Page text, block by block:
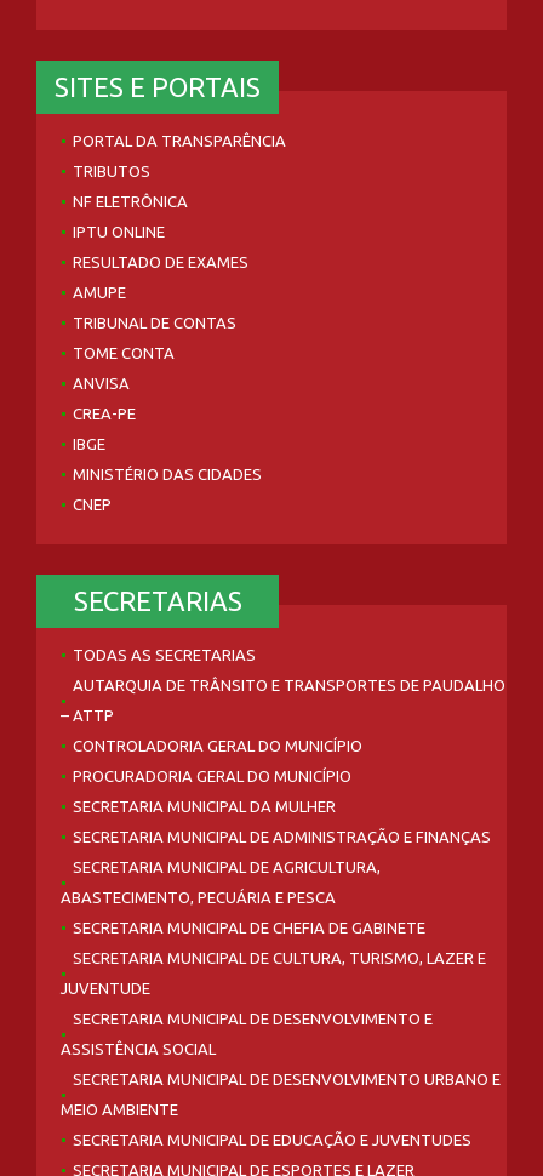
SITES E PORTAIS
PORTAL DA TRANSPARÊNCIA
TRIBUTOS
NF ELETRÔNICA
IPTU ONLINE
RESULTADO DE EXAMES
AMUPE
TRIBUNAL DE CONTAS
TOME CONTA
ANVISA
CREA-PE
IBGE
MINISTÉRIO DAS CIDADES
CNEP
SECRETARIAS
TODAS AS SECRETARIAS
AUTARQUIA DE TRÂNSITO E TRANSPORTES DE PAUDALHO
– ATTP
CONTROLADORIA GERAL DO MUNICÍPIO
PROCURADORIA GERAL DO MUNICÍPIO
SECRETARIA MUNICIPAL DA MULHER
SECRETARIA MUNICIPAL DE ADMINISTRAÇÃO E FINANÇAS
SECRETARIA MUNICIPAL DE AGRICULTURA,
ABASTECIMENTO, PECUÁRIA E PESCA
SECRETARIA MUNICIPAL DE CHEFIA DE GABINETE
SECRETARIA MUNICIPAL DE CULTURA, TURISMO, LAZER E
JUVENTUDE
SECRETARIA MUNICIPAL DE DESENVOLVIMENTO E
ASSISTÊNCIA SOCIAL
SECRETARIA MUNICIPAL DE DESENVOLVIMENTO URBANO E
MEIO AMBIENTE
SECRETARIA MUNICIPAL DE EDUCAÇÃO E JUVENTUDES
SECRETARIA MUNICIPAL DE ESPORTES E LAZER